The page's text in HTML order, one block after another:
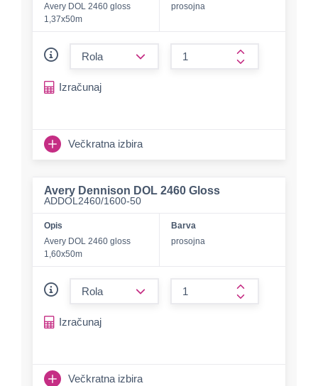
Avery DOL 2460 gloss
1,37x50m
prosojna
form.increase-
Izračunaj
Večkratna izbira
Avery Dennison DOL 2460 Gloss
ADDOL2460/1600-50
Opis
Avery DOL 2460 gloss
1,60x50m
Barva
prosojna
form.increase-
Izračunaj
Večkratna izbira